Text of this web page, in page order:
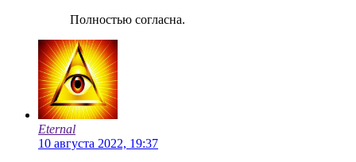
Полностью согласна.
Eternal
10 августа 2022, 19:37